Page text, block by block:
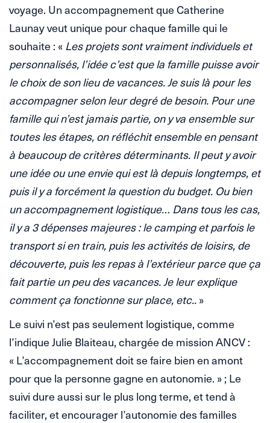
voyage. Un accompagnement que Catherine
Launay veut unique pour chaque famille qui le
souhaite : «Les projets sont vraiment individuels et
personnalisés, l’idée c’est que la famille puisse avoir
le choix de son lieu de vacances. Je suis là pour les
accompagner selon leur degré de besoin. Pour une
famille qui n’est jamais partie, on y va ensemble sur
toutes les étapes, on réfléchit ensemble en pensant
à beaucoup de critères déterminants. Il peut y avoir
une idée ou une envie qui est là depuis longtemps, et
puis il y a forcément la question du budget. Ou bien
un accompagnement logistique… Dans tous les cas,
il y a 3 dépenses majeures : le camping et parfois le
transport si en train, puis les activités de loisirs, de
découverte, puis les repas à l’extérieur parce que ça
fait partie un peu des vacances. Je leur explique
comment ça fonctionne sur place, etc..»
Le suivi n’est pas seulement logistique, comme
l’indique Julie Blaiteau, chargée de mission ANCV :
« L’accompagnement doit se faire bien en amont
pour que la personne gagne en autonomie. » ; Le
suivi dure aussi sur le plus long terme, et tend à
faciliter, et encourager l’autonomie des familles